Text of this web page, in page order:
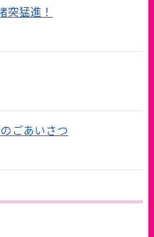
突猛進！
ごあいさつ